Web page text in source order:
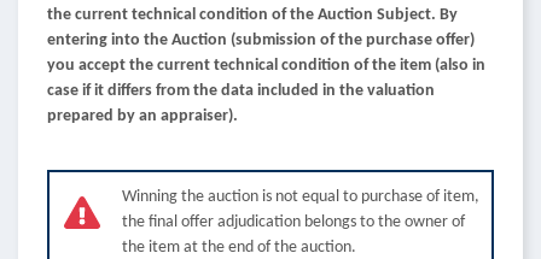
the current technical condition of the Auction Subject. By
entering into the Auction (submission of the purchase offer)
you accept the current technical condition of the item (also in
case if it differs from the data included in the valuation
prepared by an appraiser).
Winning the auction is not equal to purchase of item,
the final offer adjudication belongs to the owner of
the item at the end of the auction.